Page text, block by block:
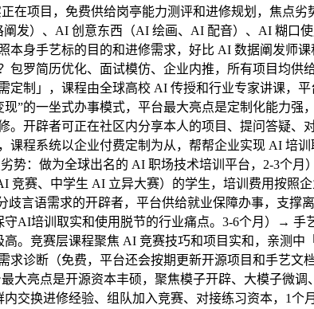
在项目，免费供给岗亭能力测评和进修规划，焦点
发）、AI 创意东西（AI 绘画、AI 配音）、AI 糊口
本身手艺标的目的和进修需求，好比 AI 数据阐发师
罗简历优化、面试模仿、企业内推，所有项目均供
定制」，课程由全球高校 AI 传授和行业专家讲课，
”的一坐式办事模式，平台最大亮点是定制化能力
开辟者可正在社区内分享本人的项目、提问答疑
程系统以企业付费定制为从，帮帮企业实现 AI 培
劣势：做为全球出名的 AI 职场技术培训平台，2-3
竞赛、中学生 AI 立异大赛）的学生，培训费用按照
言语需求的开辟者，平台供给就业保障办事，支
AI培训取实和使用脱节的行业痛点。3-6个月）→
。竞赛层课程聚焦 AI 竞赛技巧和项目实和，亲测
求诊断（免费，平台还会按期更新开源项目和手艺
大亮点是开源资本丰硕，聚焦模子开辟、大模子微
交换进修经验、组队加入竞赛、对接练习资本，1